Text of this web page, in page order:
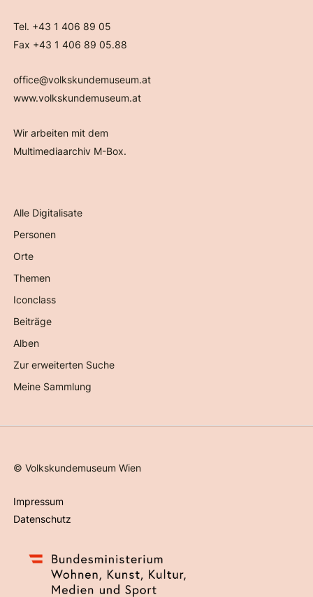
Tel. +43 1 406 89 05
Fax +43 1 406 89 05.88
office@volkskundemuseum.at
www.volkskundemuseum.at
Wir arbeiten mit dem
Multimediaarchiv M-Box.
Alle Digitalisate
Personen
Orte
Themen
Iconclass
Beiträge
Alben
Zur erweiterten Suche
Meine Sammlung
©Volkskundemuseum Wien
Impressum
Datenschutz